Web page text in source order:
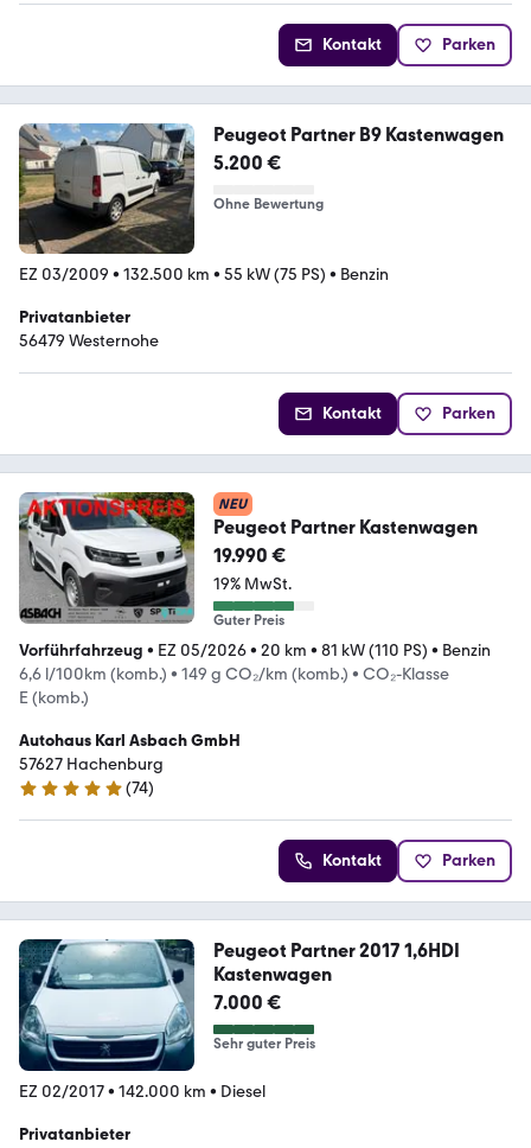
Kontakt Parken
Peugeot Partner B9 Kastenwagen
5.200 €
Ohne Bewertung
EZ 03/2009 • 132.500 km • 55 kW (75 PS) • Benzin
Privatanbieter
56479 Westernohe
Kontakt Parken
NEU
Peugeot Partner Kastenwagen
19.990 €
19% MwSt.
Guter Preis
Vorführfahrzeug • EZ 05/2026• 20 km • 81 kW (110 PS) • Benzin
6,6 l/100km (komb.) • 149 g CO₂/km (komb.) • CO₂-Klasse
E (komb.)
Autohaus Karl Asbach GmbH
57627 Hachenburg
4.8 Sterne
(74)
Kontakt Parken
Peugeot Partner 2017 1,6HDI
Kastenwagen
7.000 €
Sehr guter Preis
EZ 02/2017• 142.000 km • Diesel
Privatanbieter